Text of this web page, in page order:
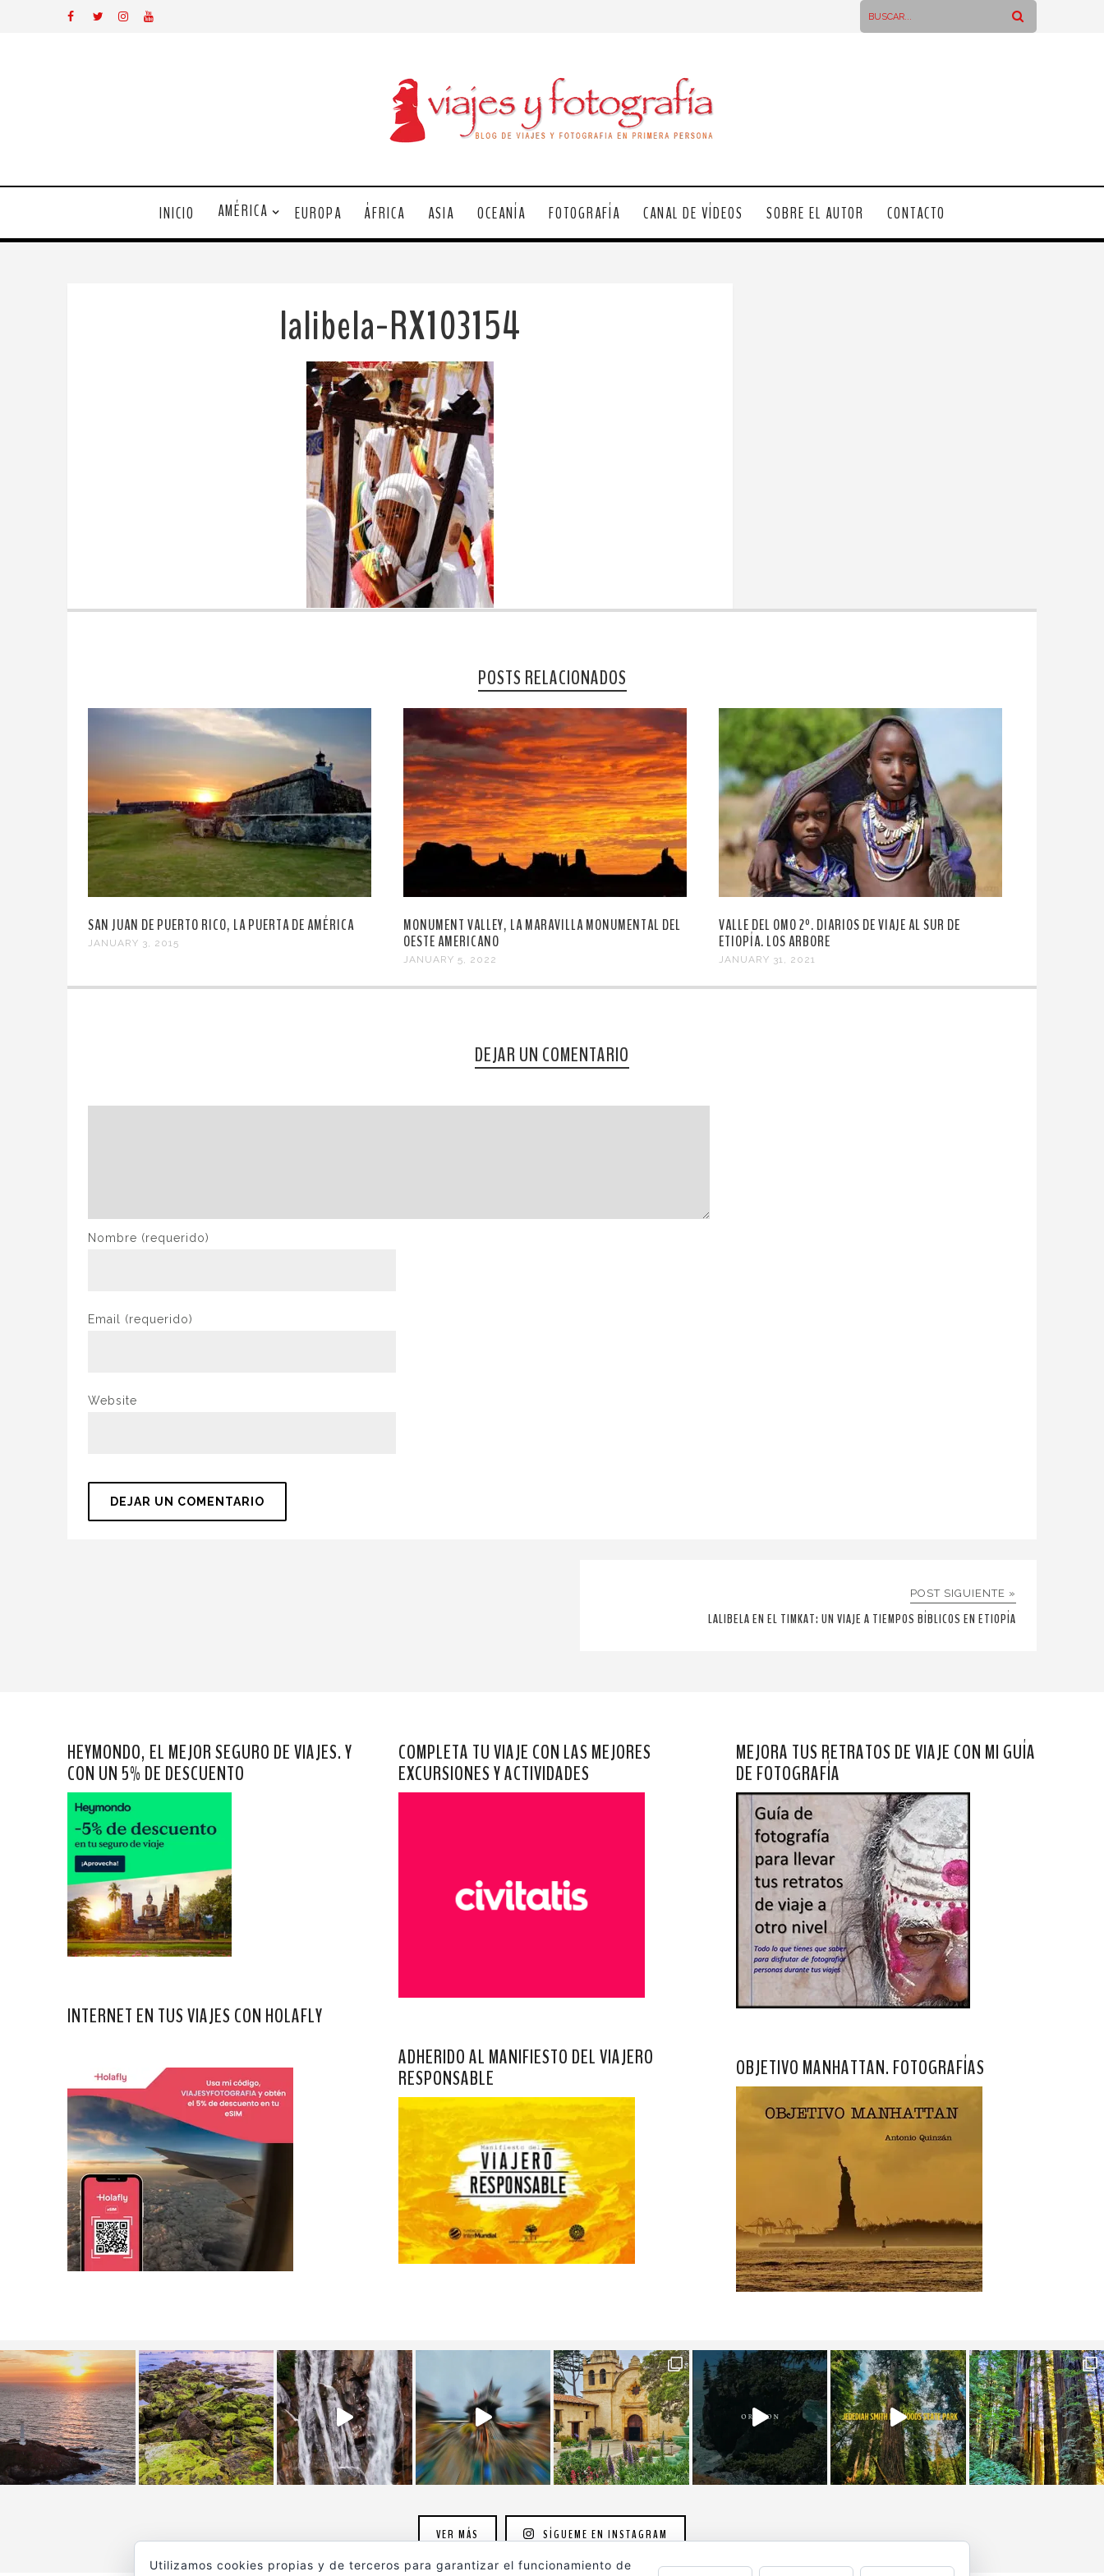
INICIO AMÉRICA EUROPA ÁFRICA ASIA OCEANÍA FOTOGRAFÍA CANAL DE VÍDEOS SOBRE EL AUTOR CONTACTO
lalibela-RX103154
POSTS RELACIONADOS
SAN JUAN DE PUERTO RICO, LA PUERTA DE AMÉRICA
JANUARY 3, 2015
MONUMENT VALLEY, LA MARAVILLA MONUMENTAL DEL
OESTE AMERICANO
JANUARY 5, 2022
VALLE DEL OMO 2º. DIARIOS DE VIAJE AL SUR DE
ETIOPÍA. LOS ARBORE
JANUARY 31, 2021
DEJAR UN COMENTARIO
Nombre (requerido)
Email (requerido)
Website
POST SIGUIENTE »
LALIBELA EN EL TIMKAT: UN VIAJE A TIEMPOS BÍBLICOS EN ETIOPÍA
HEYMONDO, EL MEJOR SEGURO DE VIAJES. Y
CON UN 5% DE DESCUENTO
INTERNET EN TUS VIAJES CON HOLAFLY
COMPLETA TU VIAJE CON LAS MEJORES
EXCURSIONES Y ACTIVIDADES
ADHERIDO AL MANIFIESTO DEL VIAJERO
RESPONSABLE
MEJORA TUS RETRATOS DE VIAJE CON MI GUÍA
DE FOTOGRAFÍA
OBJETIVO MANHATTAN. FOTOGRAFÍAS
VER MÁS SÍGUEME EN INSTAGRAM
Utilizamos cookies propias y de terceros para garantizar el funcionamiento de